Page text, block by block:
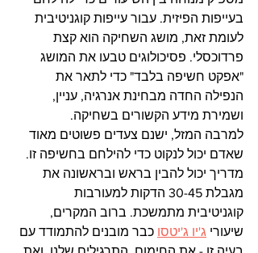
בעייפות הפיזית. עבור עייפות קוגניטיבית
לעומת זאת, מושג השחיקה הוא קצת
פרדוכסלי. פסיכולוגים טבעו את המושג
"אפקט חשיפה בלבד" כדי לתאר את
הנפילה החדה מבחינת אנרגיה, עניין,
ושמירת מידע הקשורים בשחיקה.
למרבה המזל, ישנם צעדים פשוטים מאוד
שאדם יכול לנקוט כדי להילחם בחשיפה זו.
מדריך יכול להבין בראש ובראשונה את
מגבלת 30-45 הדקות למעורבות
קוגניטיבית מתמשכת. ברוב המקרים,
שיעורי ג'יו ג'יטסו כבר מובנים להתמודד עם